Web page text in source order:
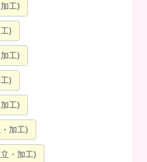
工)
)
工)
)
工)
加工)
・加工)